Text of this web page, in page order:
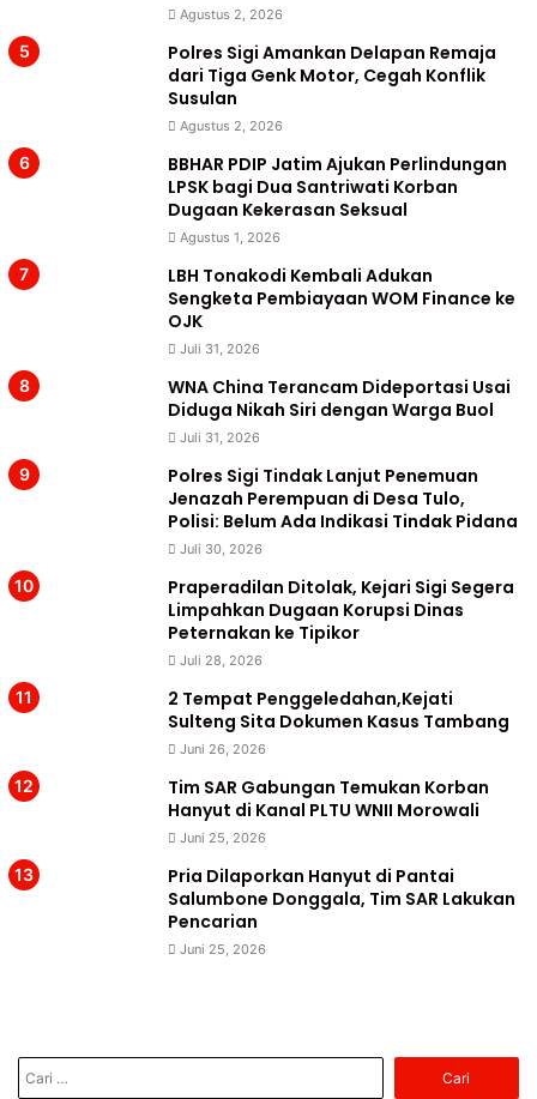
Agustus 2, 2026
Polres Sigi Amankan Delapan Remaja
dari Tiga Genk Motor, Cegah Konflik
Susulan
Agustus 2, 2026
BBHAR PDIP Jatim Ajukan Perlindungan
LPSK bagi Dua Santriwati Korban
Dugaan Kekerasan Seksual
Agustus 1, 2026
LBH Tonakodi Kembali Adukan
Sengketa Pembiayaan WOM Finance ke
OJK
Juli 31, 2026
WNA China Terancam Dideportasi Usai
Diduga Nikah Siri dengan Warga Buol
Juli 31, 2026
Polres Sigi Tindak Lanjut Penemuan
Jenazah Perempuan di Desa Tulo,
Polisi: Belum Ada Indikasi Tindak Pidana
Juli 30, 2026
Praperadilan Ditolak, Kejari Sigi Segera
Limpahkan Dugaan Korupsi Dinas
Peternakan ke Tipikor
Juli 28, 2026
2 Tempat Penggeledahan,Kejati
Sulteng Sita Dokumen Kasus Tambang
Juni 26, 2026
Tim SAR Gabungan Temukan Korban
Hanyut di Kanal PLTU WNII Morowali
Juni 25, 2026
Pria Dilaporkan Hanyut di Pantai
Salumbone Donggala, Tim SAR Lakukan
Pencarian
Juni 25, 2026
untuk: